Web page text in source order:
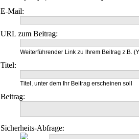
E-Mail:
URL zum Beitrag:
Weiterführender Link zu Ihrem Beitrag z.B.
Titel:
Titel, unter dem Ihr Beitrag erscheinen soll
Beitrag:
Sicherheits-Abfrage: